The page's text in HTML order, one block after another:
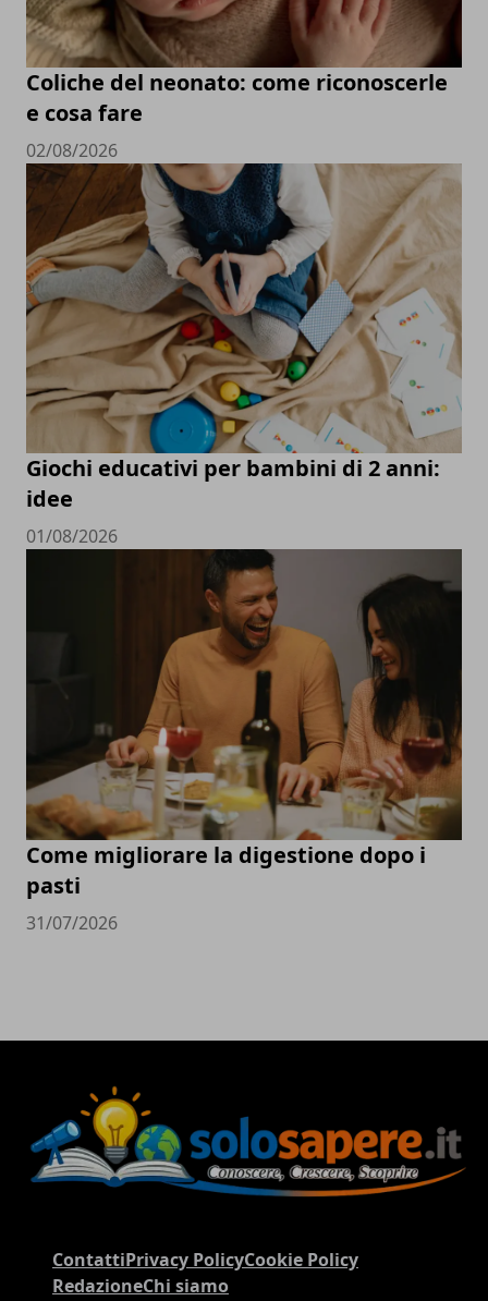
Coliche del neonato: come riconoscerle
e cosa fare
02/08/2026
Giochi educativi per bambini di 2 anni:
idee
01/08/2026
Come migliorare la digestione dopo i
pasti
31/07/2026
ContattiPrivacy PolicyCookie Policy
RedazioneChi siamo